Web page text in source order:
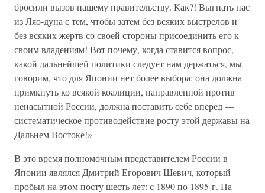
бросили вызов нашему правительству. Как?! Выгнать нас
из Ляо-дуна с тем, чтобы затем без всяких выстрелов и
без всяких жертв со своей стороны присоединить его к
своим владениям! Вот почему, когда ставится вопрос,
какой дальнейшей политики следует нам держаться, мы
говорим, что для Японии нет более выбора: она должна
примкнуть ко всякой коалиции, направленной против
ненасытной России, должна поставить себе вперед —
систематическое противодействие росту этой державы на
Дальнем Востоке!»
В это время полномочным представителем России в
Японии являлся Дмитрий Егорович Шевич, который
пробыл на этом посту шесть лет: с 1890 по 1895 г. На